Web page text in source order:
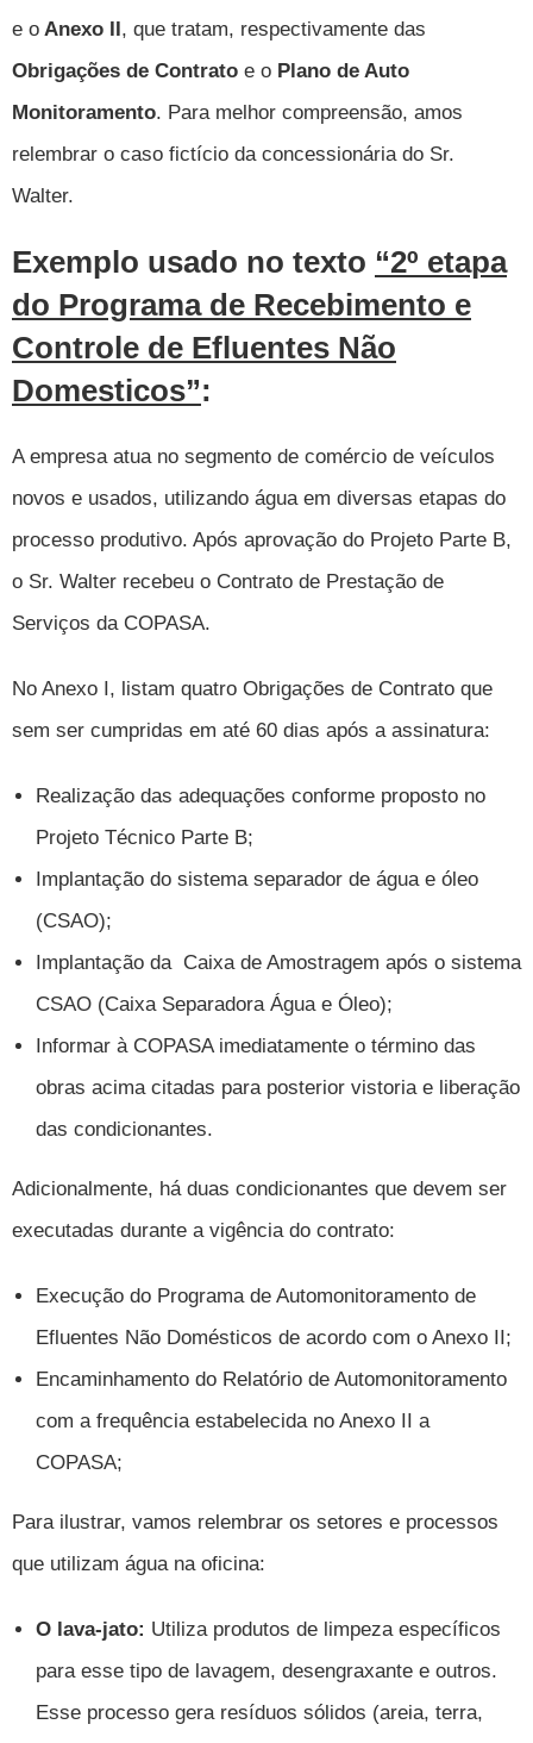
e o Anexo II, que tratam, respectivamente das
Obrigações de Contrato e o Plano de Auto
Monitoramento. Para melhor compreensão, amos
relembrar o caso fictício da concessionária do Sr.
Walter.
Exemplo usado no texto “2º etapa
do Programa de Recebimento e
Controle de Efluentes Não
Domesticos”:
A empresa atua no segmento de comércio de veículos
novos e usados, utilizando água em diversas etapas do
processo produtivo. Após aprovação do Projeto Parte B,
o Sr. Walter recebeu o Contrato de Prestação de
Serviços da COPASA.
No Anexo I, listam quatro Obrigações de Contrato que
sem ser cumpridas em até 60 dias após a assinatura:
Realização das adequações conforme proposto no
Projeto Técnico Parte B;
Implantação do sistema separador de água e óleo
(CSAO);
Implantação da Caixa de Amostragem após o sistema
CSAO (Caixa Separadora Água e Óleo);
Informar à COPASA imediatamente o término das
obras acima citadas para posterior vistoria e liberação
das condicionantes.
Adicionalmente, há duas condicionantes que devem ser
executadas durante a vigência do contrato:
Execução do Programa de Automonitoramento de
Efluentes Não Domésticos de acordo com o Anexo II;
Encaminhamento do Relatório de Automonitoramento
com a frequência estabelecida no Anexo II a
COPASA;
Para ilustrar, vamos relembrar os setores e processos
que utilizam água na oficina:
O lava-jato: Utiliza produtos de limpeza específicos
para esse tipo de lavagem, desengraxante e outros.
Esse processo gera resíduos sólidos (areia, terra,